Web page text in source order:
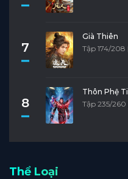
7
Già Thiên
Tập 174/208
8
Thôn Phệ
Tập 235/260
Thể Loại